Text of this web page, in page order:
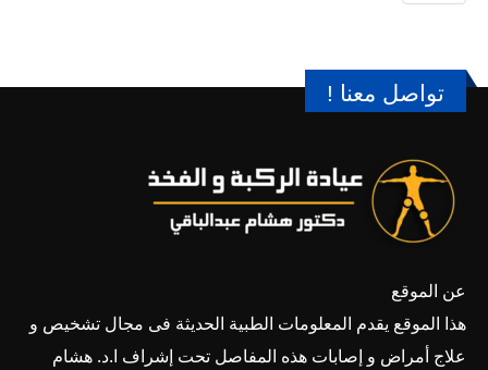
تواصل معنا !
عن الموقع
هذا الموقع يقدم المعلومات الطبية الحديثة فى مجال تشخيص و
علاج أمراض و إصابات هذه المفاصل تحت إشراف ا.د. هشام